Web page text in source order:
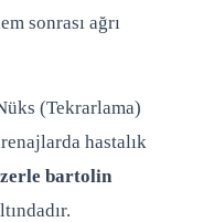
sonrası ağrı
(Tekrarlama)
hastalık
bartolin